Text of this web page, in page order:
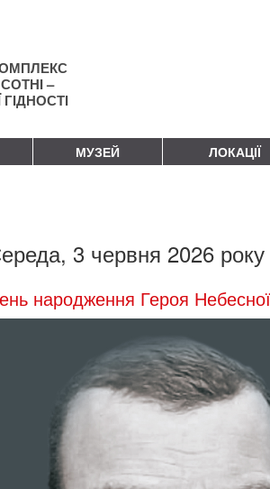
–
МУЗЕЙ ЛОКАЦІЇ
3 червня 2026 року
народження Героя